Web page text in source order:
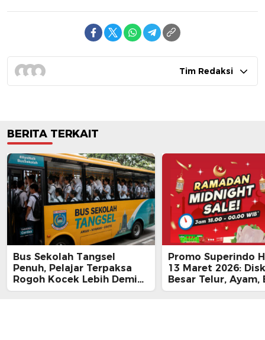
Tim Redaksi
BERITA TERKAIT
Bus Sekolah Tangsel
Penuh, Pelajar Terpaksa
Rogoh Kocek Lebih Demi
Tiba Tepat Waktu
Promo Superindo
13 Maret 2026:
Besar Telur, Ayam,
hingga Daging,